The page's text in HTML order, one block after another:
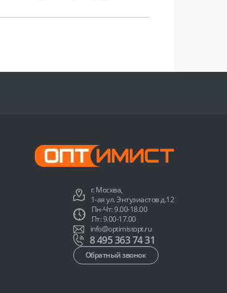
г. Москва,
1-ая ул. Энтузиастов д.12
Пн-Чт: 9.00-18.00
Пт: 9.00-17.00
info@optimistopt.ru
8 495 363 74 31
Обратный звонок